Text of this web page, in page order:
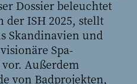
Dossier beleuchtet
der ISH 2025, stellt
Skandinavien und
Spa-
Außerdem
von Badprojekten,